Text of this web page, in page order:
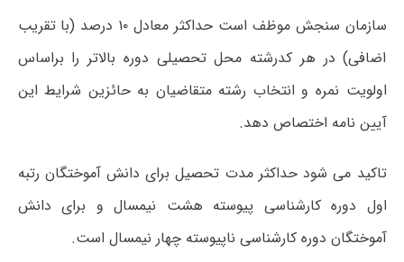
سازمان سنجش موظف است حداکثر معادل ۱۰ درصد (با تقریب
اضافی) در هر کدرشته محل تحصیلی دوره بالاتر را براساس
اولویت نمره و انتخاب رشته متقاضیان به حائزین شرایط این
آیین نامه اختصاص دهد.
تاکید می شود حداکثر مدت تحصیل برای دانش آموختگان رتبه
اول دوره کارشناسی پیوسته هشت نیمسال و برای دانش
آموختگان دوره کارشناسی ناپیوسته چهار نیمسال است.